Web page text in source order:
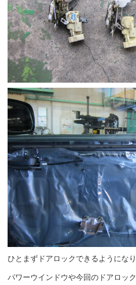
ひとまずドアロックできるようにな
パワーウインドウや今回のドアロッ